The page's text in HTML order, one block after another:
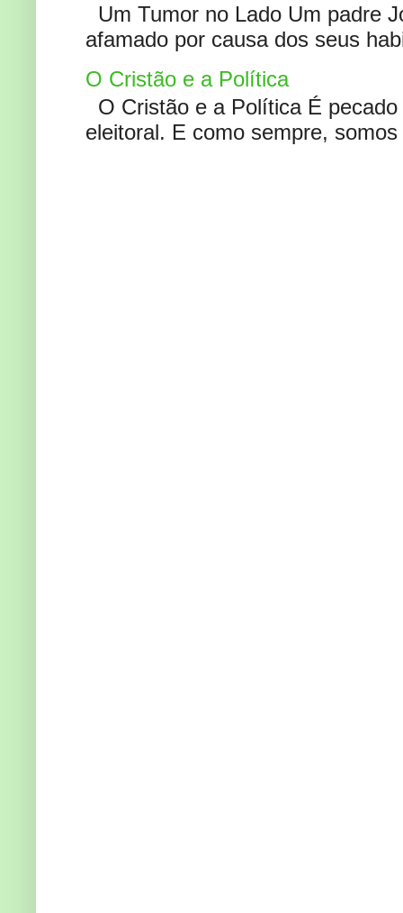
Um Tumor no Lado Um padre
afamado por causa dos seus
O Cristão e a Política
O Cristão e a Política É
eleitoral. E como sempre,